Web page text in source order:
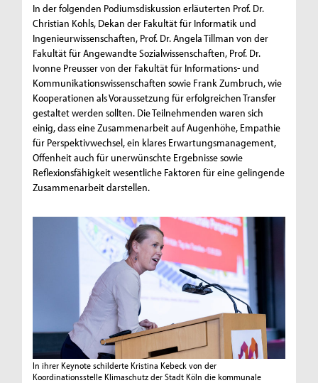
In der folgenden Podiumsdiskussion erläuterten Prof. Dr.
Christian Kohls, Dekan der Fakultät für Informatik und
Ingenieurwissenschaften, Prof. Dr. Angela Tillman von der
Fakultät für Angewandte Sozialwissenschaften, Prof. Dr.
Ivonne Preusser von der Fakultät für Informations- und
Kommunikationswissenschaften sowie Frank Zumbruch, wie
Kooperationen als Voraussetzung für erfolgreichen Transfer
gestaltet werden sollten. Die Teilnehmenden waren sich
einig, dass eine Zusammenarbeit auf Augenhöhe, Empathie
für Perspektivwechsel, ein klares Erwartungsmanagement,
Offenheit auch für unerwünschte Ergebnisse sowie
Reflexionsfähigkeit wesentliche Faktoren für eine gelingende
Zusammenarbeit darstellen.
In ihrer Keynote schilderte Kristina Kebeck von der
Koordinationsstelle Klimaschutz der Stadt Köln die kommunale